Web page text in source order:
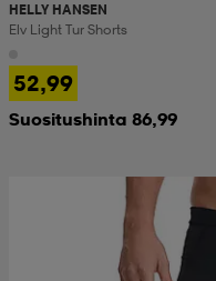
HELLY HANSEN
Elv Light Tur Shorts
52,99
Suositushinta 86,99